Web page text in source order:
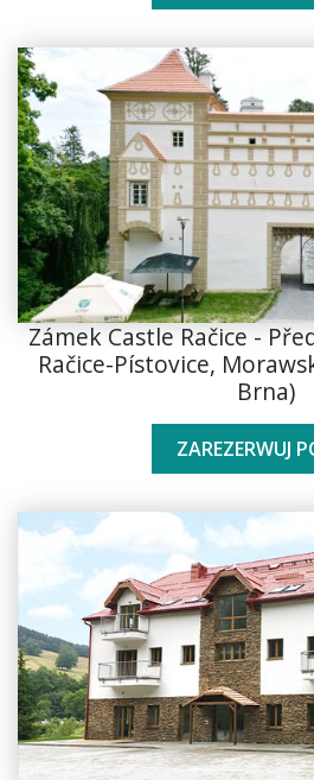
Zámek Castle Račice -
Račice-Pístovice,
Brna)
ZAREZERWUJ